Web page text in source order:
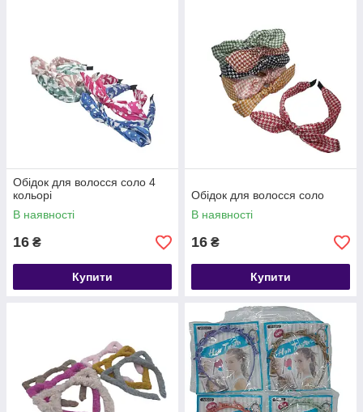
Обідок для волосся соло 4
кольорі
В наявності
16 ₴
Купити
Обідок для волосся соло
В наявності
16 ₴
Купити